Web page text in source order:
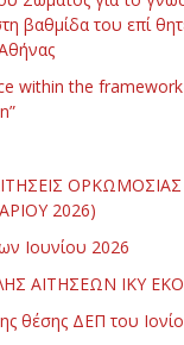
βαθμίδα του επί
within the
ΟΡΚΩΜΟΣΙΑΣ
2026)
Ιουνίου 2026
ΑΙΤΗΣΕΩΝ ΙΚΥ ΕΚΟ
θέσης ΔΕΠ του